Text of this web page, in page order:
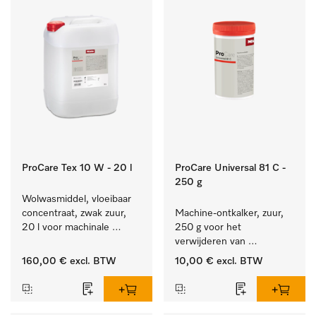
ProCare Tex 10 W - 20 l
Wolwasmiddel, vloeibaar
concentraat, zwak zuur,
20 l voor machinale
160,00 € excl. BTW
ProCare Universal 81 C -
250 g
Machine-ontkalker, zuur,
250 g voor het
verwijderen van
hardnekkige kalkaanslag.
10,00 € excl. BTW